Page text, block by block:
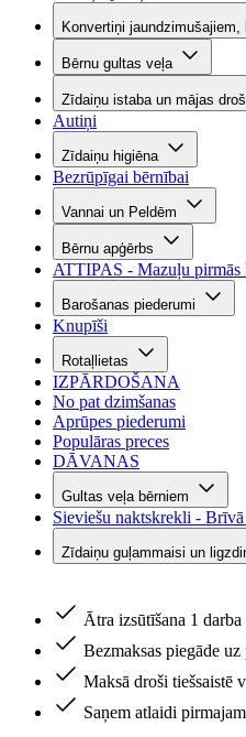
Konvertiņi
Bērnu gultas veļa
Zīdaiņu istaba un mājas
Autiņi
Zīdaiņu higiēna
Bezrūpīgai bērnībai
Vannai un Peldēm
Bērnu apģērbs
ATTIPAS - Mazuļu pirmās
Barošanas piederumi
Knupīši
Rotaļlietas
IZPĀRDOŠANA
No pat dzimšanas
Aprūpes piederumi
Populāras preces
DĀVANAS
Gultas veļa bērniem
Sieviešu naktskrekli -
Zīdaiņu guļammaisi un
Ātra izsūtīšana 1 darba
Bezmaksas piegāde
Maksā droši tiešsaistē
Saņem atlaidi